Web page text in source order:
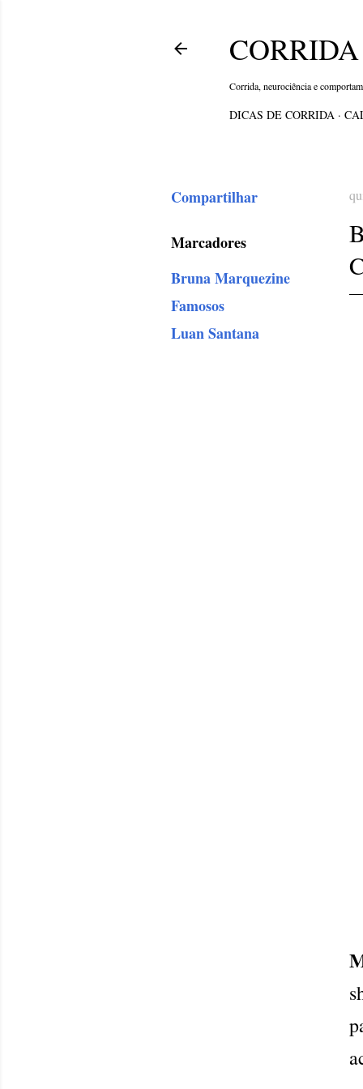
Corrida, neurociência e
DICAS DE CORRIDA
Compartilhar
Marcadores
Bruna Marquezine
Famosos
Luan Santana